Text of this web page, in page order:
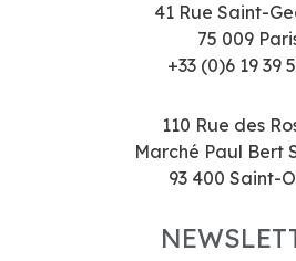
41 Rue Saint-
75 009
+33 (0)6 19 39
110 Rue des
Marché Paul Bert
93 400 Saint-